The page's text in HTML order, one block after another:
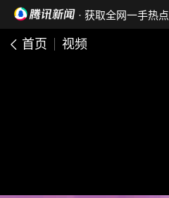
· 获取全网一手热点
首页 视频